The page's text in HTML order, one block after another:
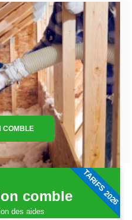
COMBLE
comble
des aides
TARIFS 2026